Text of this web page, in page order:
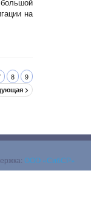
на
8
9
>
ООО «СибСР»